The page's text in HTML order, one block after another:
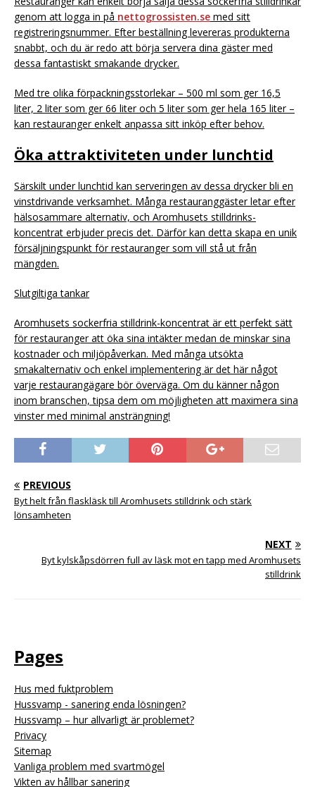
genom att logga in på nettogrossisten.se med sitt
registreringsnummer. Efter beställning levereras produkterna
snabbt, och du är redo att börja servera dina gäster med
dessa fantastiskt smakande drycker.
Med tre olika förpackningsstorlekar – 500 ml som ger 16,5
liter, 2 liter som ger 66 liter och 5 liter som ger hela 165 liter –
kan restauranger enkelt anpassa sitt inköp efter behov.
Öka attraktiviteten under lunchtid
Särskilt under lunchtid kan serveringen av dessa drycker bli en
vinstdrivande verksamhet. Många restauranggäster letar efter
hälsosammare alternativ, och Aromhusets stilldrinks-
koncentrat erbjuder precis det. Därför kan detta skapa en unik
försäljningspunkt för restauranger som vill stå ut från
mängden.
Slutgiltiga tankar
Aromhusets sockerfria stilldrink-koncentrat är ett perfekt sätt
för restauranger att öka sina intäkter medan de minskar sina
kostnader och miljöpåverkan. Med många utsökta
smakalternativ och enkel implementering är det här något
varje restaurangägare bör överväga. Om du känner någon
inom branschen, tipsa dem om möjligheten att maximera sina
vinster med minimal ansträngning!
PREVIOUS
Byt helt från flaskläsk till Aromhusets stilldrink och stärk
lönsamheten
NEXT
Byt kylskåpsdörren full av läsk mot en tapp med Aromhusets
stilldrink
Pages
Hus med fuktproblem
Hussvamp - sanering enda lösningen?
Hussvamp – hur allvarligt är problemet?
Privacy
Sitemap
Vanliga problem med svartmögel
Vikten av hållbar sanering